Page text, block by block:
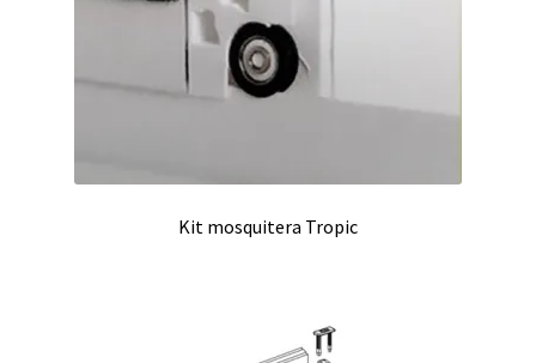
Kit mosquitera Tropic